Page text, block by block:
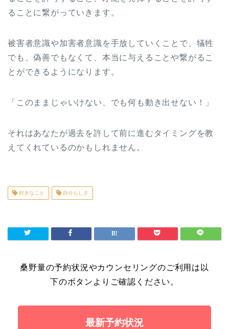
ることに繋がっていきます。
被害者意識や加害者意識を手放していくことで、犠牲
でも、偽善でもなくて、本当に与えることや繋がるこ
とができるようになります。
「このままじゃいけない、でも何も動き出せない！」
それはあなたが過去を許して前に進むタイミングを教
えてくれているのかもしれません。
好きなこと 自分らしさ
桑野量の予約状況やカウンセリングのご利用は以
下のボタンよりご確認ください。
最新予約状況